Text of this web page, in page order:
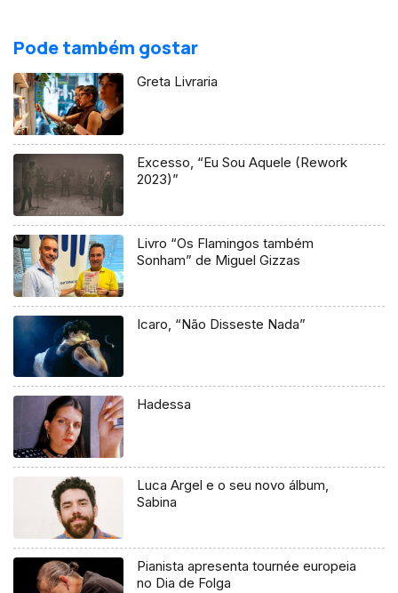
Pode também gostar
Greta Livraria
Excesso, “Eu Sou Aquele (Rework
2023)”
Livro “Os Flamingos também
Sonham” de Miguel Gizzas
Icaro, “Não Disseste Nada”
Hadessa
Luca Argel e o seu novo álbum,
Sabina
Pianista apresenta tournée europeia
no Dia de Folga